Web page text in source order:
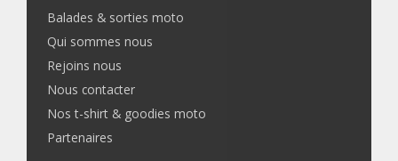
Balades & sorties moto
Qui sommes nous
Rejoins nous
Nous contacter
Nos t-shirt & goodies moto
Partenaires